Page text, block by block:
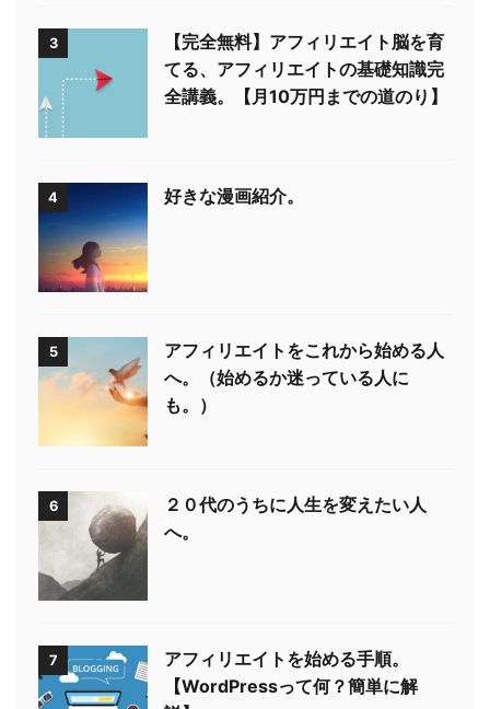
3
【完全無料】アフィリエイト脳を育
てる、アフィリエイトの基礎知識完
全講義。【月10万円までの道のり】
4 好きな漫画紹介。
5
アフィリエイトをこれから始める人
へ。（始めるか迷っている人に
も。）
6
２０代のうちに人生を変えたい人
へ。
7
アフィリエイトを始める手順。
【WordPressって何？簡単に解